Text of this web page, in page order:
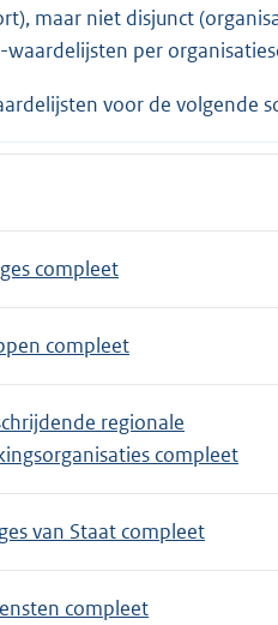
maar niet disjunct
waardelijsten per
voor de volgende
compleet
compleet
regionale
compleet
van Staat compleet
compleet